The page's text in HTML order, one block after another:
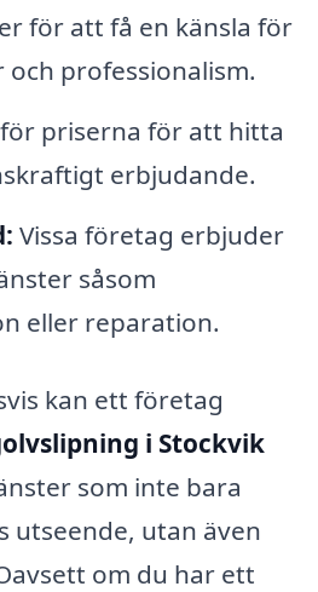
för att få en känsla för
professionalism.
priserna för att hitta
erbjudande.
Vissa företag erbjuder
såsom
eller reparation.
kan ett företag
i Stockvik
som inte bara
utan även
om du har ett